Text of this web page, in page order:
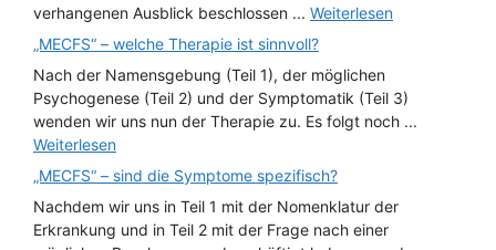
verhangenen Ausblick beschlossen ... Weiterlesen
„MECFS“ – welche Therapie ist sinnvoll?
Nach der Namensgebung (Teil 1), der möglichen
Psychogenese (Teil 2) und der Symptomatik (Teil 3)
wenden wir uns nun der Therapie zu. Es folgt noch ...
Weiterlesen
„MECFS“ – sind die Symptome spezifisch?
Nachdem wir uns in Teil 1 mit der Nomenklatur der
Erkrankung und in Teil 2 mit der Frage nach einer